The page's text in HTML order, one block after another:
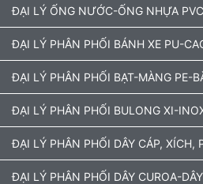
ĐẠI LÝ ỐNG NƯỚC-ỐNG NHỰA
ĐẠI LÝ PHÂN PHỐI BÁNH XE PU-
ĐẠI LÝ PHÂN PHỐI BẠT-MÀNG PE-
ĐẠI LÝ PHÂN PHỐI BULONG XI-
ĐẠI LÝ PHÂN PHỐI DÂY CÁP, XÍCH,
ĐẠI LÝ PHÂN PHỐI DÂY CUROA-